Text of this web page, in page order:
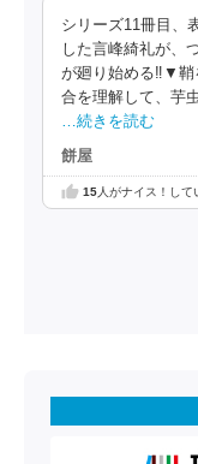
シリーズ11冊目、
した言峰綺礼が、
が廻り始める‼▼鞘
合を理解して、芋
…続きを読む
餅屋
15人がナイス！して